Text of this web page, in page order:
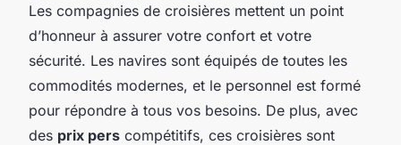
Les compagnies de croisières mettent un point
d’honneur à assurer votre confort et votre
sécurité. Les navires sont équipés de toutes les
commodités modernes, et le personnel est formé
pour répondre à tous vos besoins. De plus, avec
des prix pers compétitifs, ces croisières sont